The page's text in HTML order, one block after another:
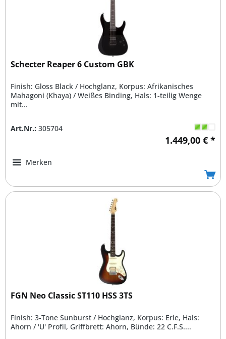
Schecter Reaper 6 Custom GBK
Finish: Gloss Black / Hochglanz, Korpus: Afrikanisches
Mahagoni (Khaya) / Weißes Binding, Hals: 1-teilig Wenge
mit...
Art.Nr.: 305704
1.449,00 € *
Merken
FGN Neo Classic ST110 HSS 3TS
Finish: 3-Tone Sunburst / Hochglanz, Korpus: Erle, Hals:
Ahorn / 'U' Profil, Griffbrett: Ahorn, Bünde: 22 C.F.S....